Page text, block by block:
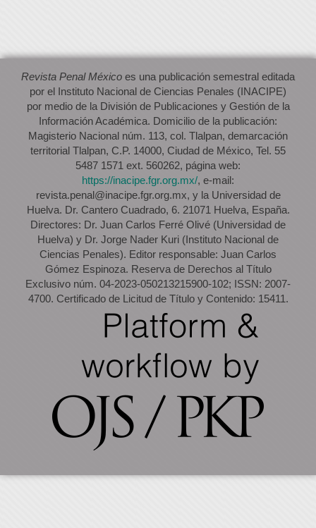
Revista Penal México es una publicación semestral editada
por el Instituto Nacional de Ciencias Penales (INACIPE)
por medio de la División de Publicaciones y Gestión de la
Información Académica. Domicilio de la publicación:
Magisterio Nacional núm. 113, col. Tlalpan, demarcación
territorial Tlalpan, C.P. 14000, Ciudad de México, Tel. 55
5487 1571 ext. 560262, página web:
https://inacipe.fgr.org.mx/, e-mail:
revista.penal@inacipe.fgr.org.mx, y la Universidad de
Huelva. Dr. Cantero Cuadrado, 6. 21071 Huelva, España.
Directores: Dr. Juan Carlos Ferré Olivé (Universidad de
Huelva) y Dr. Jorge Nader Kuri (Instituto Nacional de
Ciencias Penales). Editor responsable: Juan Carlos
Gómez Espinoza. Reserva de Derechos al Título
Exclusivo núm. 04-2023-050213215900-102; ISSN: 2007-
4700. Certificado de Licitud de Título y Contenido: 15411.